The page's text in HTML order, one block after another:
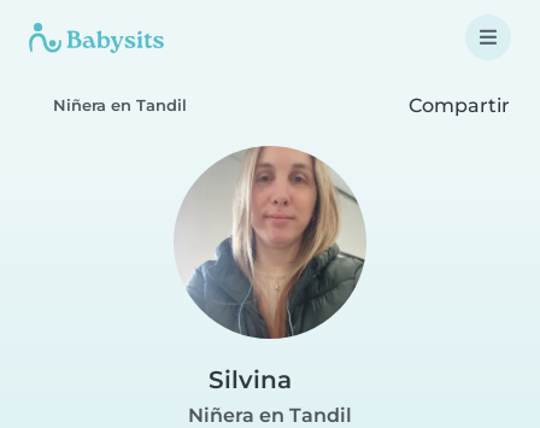
Niñera en Tandil Compartir
Silvina
Niñera en Tandil